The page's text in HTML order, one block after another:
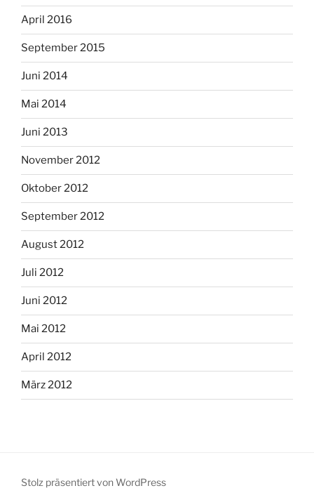
April 2016
September 2015
Juni 2014
Mai 2014
Juni 2013
November 2012
Oktober 2012
September 2012
August 2012
Juli 2012
Juni 2012
Mai 2012
April 2012
März 2012
Stolz präsentiert von WordPress